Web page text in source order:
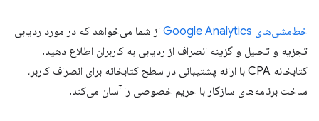
خط‌مشی‌های Google Analytics
از شما می‌خواهد که در مورد ردیابی
تجزیه و تحلیل و گزینه انصراف از ردیابی به کاربران اطلاع دهید.
کتابخانه CPA با ارائه پشتیبانی در سطح کتابخانه برای انصراف کاربر،
ساخت برنامه‌های سازگار با حریم خصوصی را آسان می‌کند.